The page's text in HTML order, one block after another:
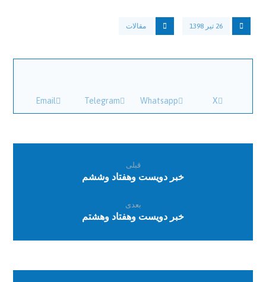
26 تیر 1398 مقالات
X
Whatsapp
Telegram
Email
قبلی
خبر دویست وهفتاد وششم
بعدی
خبر دویست وهفتاد وهشتم